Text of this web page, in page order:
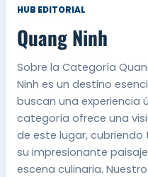
HUB EDITORIAL
Quang Ninh
Sobre la Categoría
Ninh es un destino
buscan una experiencia
categoría ofrece una
de este lugar,
su impresionante
escena culinaria.